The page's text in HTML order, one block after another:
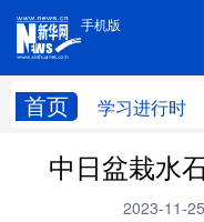
手机版
首页 学习进行时
手机版
学习进行时 高层
财经
中日盆栽水
2023-11-